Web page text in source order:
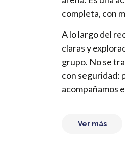
completa, con
A lo largo del
claras y
grupo. No se
con seguridad:
acompañamos
Ver más